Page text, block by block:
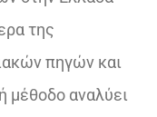
της
πηγών και
μέθοδο αναλύει